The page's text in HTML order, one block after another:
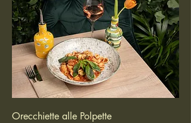
Orecchiette alle Polpette